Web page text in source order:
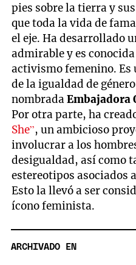
pies sobre la tierra y
que toda la vida de
el eje. Ha desarrollado
admirable y es
activismo femenino. Es
de la igualdad de
nombradaEmbajadora
Por otra parte, ha
She”, un ambicioso
involucrar a los
desigualdad, así como
estereotipos asociados
Esto la llevó a ser
ícono feminista.
ARCHIVADO EN